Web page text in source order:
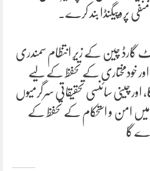
پروپیگنڈا بند کرے۔
گارڈ چین کے زیرِ انتظام سمندری
اور خودمختاری کے تحفظ کے لیے
چینی سائنسی تحقیقاتی سرگرمیوں
میں امن و استحکام کے تحفظ کے
گا